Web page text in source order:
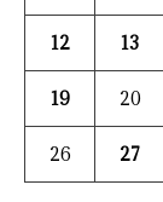
12 13
19 20
26 27